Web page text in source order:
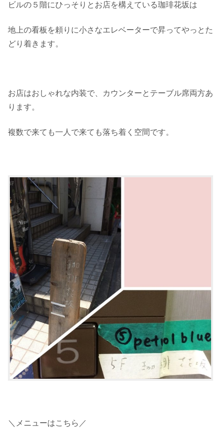
ビルの５階にひっそりとお店を構えている珈琲花坂は
地上の看板を頼りに小さなエレベーターで昇ってやっとた
どり着きます。
お店はおしゃれな内装で、カウンターとテーブル席両方あ
ります。
複数で来ても一人で来ても落ち着く空間です。
＼メニューはこちら／